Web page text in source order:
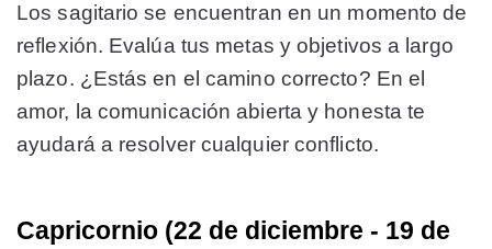
Los sagitario se encuentran en un momento de
reflexión. Evalúa tus metas y objetivos a largo
plazo. ¿Estás en el camino correcto? En el
amor, la comunicación abierta y honesta te
ayudará a resolver cualquier conflicto.
Capricornio (22 de diciembre - 19 de